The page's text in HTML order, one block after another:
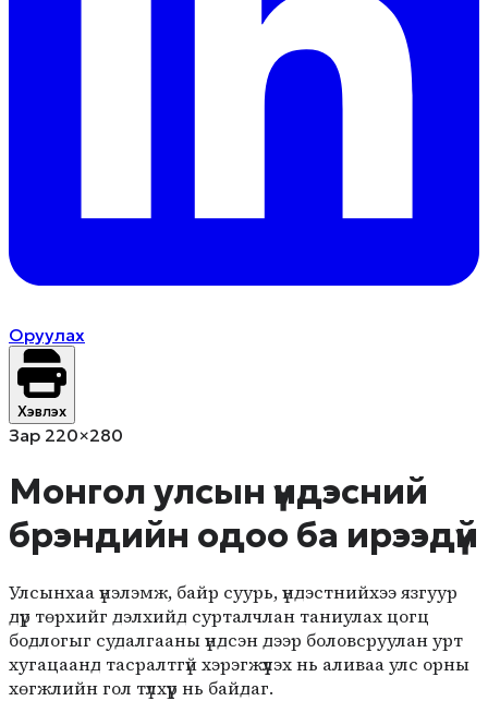
Оруулах
Хэвлэх
Зар 220×280
Монгол улсын үндэсний
брэндийн одоо ба ирээдүй
Улсынхаа үнэлэмж, байр суурь, үндэстнийхээ язгуур
дүр төрхийг дэлхийд сурталчлан таниулах цогц
бодлогыг судалгааны үндсэн дээр боловсруулан урт
хугацаанд тасралтгүй хэрэгжүүлэх нь аливаа улс орны
хөгжлийн гол түлхүүр нь байдаг.